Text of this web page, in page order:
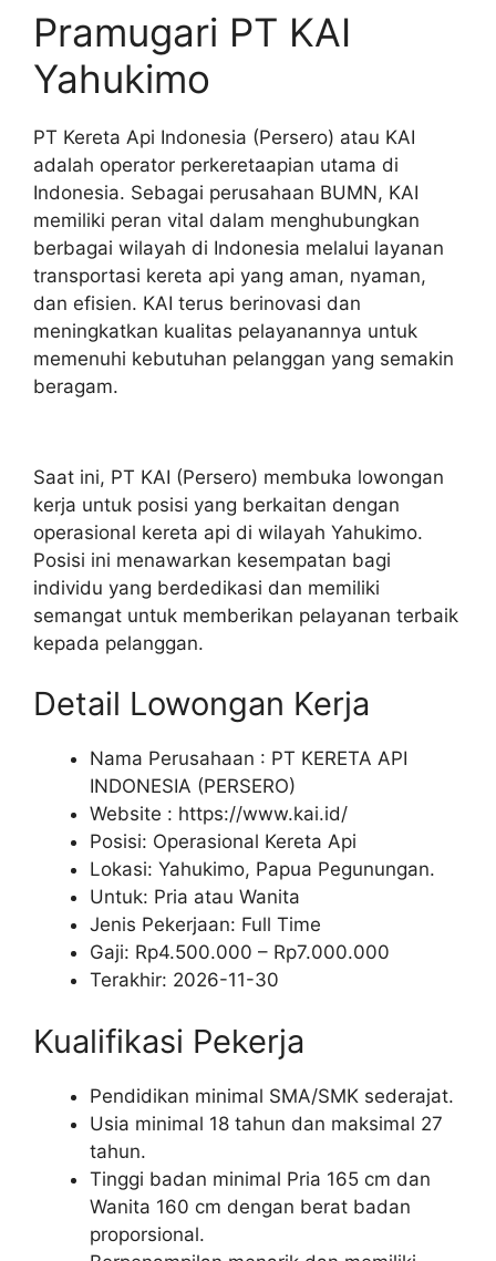
Pramugari PT KAI
Yahukimo
PT Kereta Api Indonesia (Persero) atau KAI
adalah operator perkeretaapian utama di
Indonesia. Sebagai perusahaan BUMN, KAI
memiliki peran vital dalam menghubungkan
berbagai wilayah di Indonesia melalui layanan
transportasi kereta api yang aman, nyaman,
dan efisien. KAI terus berinovasi dan
meningkatkan kualitas pelayanannya untuk
memenuhi kebutuhan pelanggan yang semakin
beragam.
Saat ini, PT KAI (Persero) membuka lowongan
kerja untuk posisi yang berkaitan dengan
operasional kereta api di wilayah Yahukimo.
Posisi ini menawarkan kesempatan bagi
individu yang berdedikasi dan memiliki
semangat untuk memberikan pelayanan terbaik
kepada pelanggan.
Detail Lowongan Kerja
Nama Perusahaan : PT KERETA API
INDONESIA (PERSERO)
Website : https://www.kai.id/
Posisi: Operasional Kereta Api
Lokasi: Yahukimo, Papua Pegunungan.
Untuk: Pria atau Wanita
Jenis Pekerjaan: Full Time
Gaji: Rp4.500.000 – Rp7.000.000
Terakhir: 2026-11-30
Kualifikasi Pekerja
Pendidikan minimal SMA/SMK sederajat.
Usia minimal 18 tahun dan maksimal 27
tahun.
Tinggi badan minimal Pria 165 cm dan
Wanita 160 cm dengan berat badan
proporsional.